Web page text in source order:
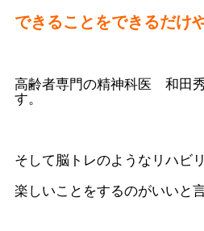
できることをできるだけ
高齢者専門の精神科医 和田
す。
そして脳トレのようなリハビリ
楽しいことをするのがいいと